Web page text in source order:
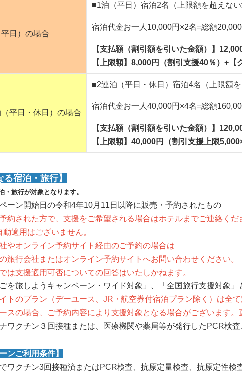
日）の場合
■1泊（平日）宿泊2名（上限額を超えない
宿泊代金お一人10,000円×2名=総額
【支払額（割引額を引いた金額）】
【上限額】8,000円（割引支援40％）+【
平日・休日）の場合
■2連泊（平日・休日）宿泊4名（上限額を
宿泊代金お一人40,000円×4名=総額
【支払額（割引額を引いた金額）】
【上限額】40,000円（割引支援上限
る宿泊・旅行】
・旅行が対象となります。
ペーン開始日の令和4年10月11日以降に販売・予約されたもの
約された方で、支援をご希望される場合はホテルまでご連絡くだ
適用はございません。
オンライン予約サイト経由のご予約の場合は
行会社またはオンライン予約サイトへお問い合わせください。
支援適用可否についての回答はいたしかねます。
ごを旅しようキャンペーン・ワイド対象」、「全国旅行支援対象」
トのプラン（デーユース、JR・航空券付宿泊プラン除く）は全て
の場合、ご予約内容により支援対象となる場合がございます。
ナワクチン３回接種または、医療機関や薬局等が発行したPCR検
ンご利用条件】
ワクチン3回接種済またはPCR検査、抗原定量検査、抗原定性検